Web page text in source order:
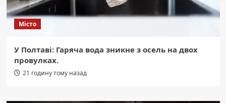
Місто
У Полтаві: Гаряча вода зникне з осель на двох
провулках.
21 годину тому назад